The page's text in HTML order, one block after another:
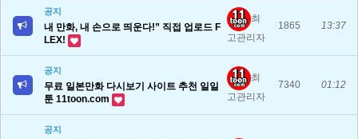
공지
내 만화, 내 손으로 띄운다!” 직접 업로드 F
LEX!
최
고관리자
1865 13:37
공지
무료 일본만화 다시보기 사이트 추천 일일
툰 11toon.com
최
고관리자
7340 01:12
공지